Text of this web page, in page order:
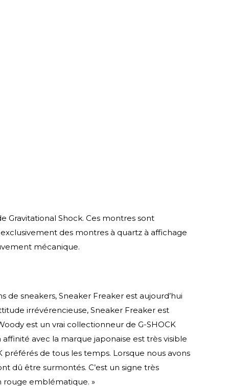
Gravitational Shock. Ces montres sont
des montres à quartz à affichage
mécanique.
sneakers, Sneaker Freaker est aujourd’hui
irrévérencieuse, Sneaker Freaker est
est un vrai collectionneur de G-SHOCK
avec la marque japonaise est très visible
préférés de tous les temps. Lorsque nous avons
dû être surmontés. C’est un signe très
rouge emblématique. »